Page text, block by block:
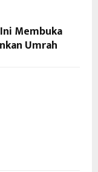
Membuka
Umrah